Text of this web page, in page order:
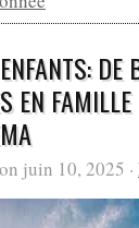
DE
EN
on juin 10, 2025 ·